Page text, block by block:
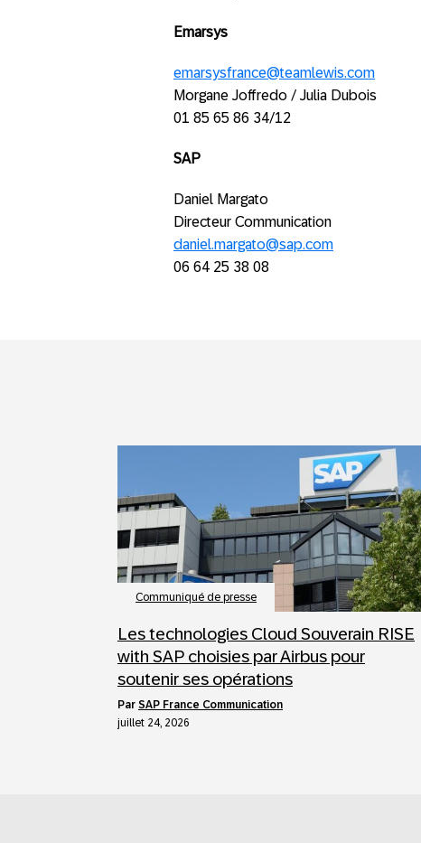
Emarsys
emarsysfrance@teamlewis.com
Morgane Joffredo / Julia Dubois
01 85 65 86 34/12
SAP
Daniel Margato
Directeur Communication
daniel.margato@sap.com
06 64 25 38 08
Communiqué de presse
Les technologies Cloud Souverain RISE
with SAP choisies par Airbus pour
soutenir ses opérations
par SAP France Communication
juillet 24, 2026